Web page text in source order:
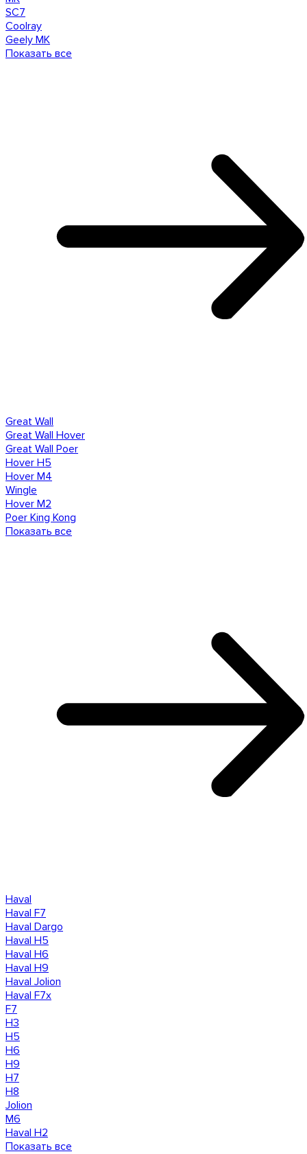
SC7
Coolray
Geely MK
Показать все
Great Wall
Great Wall Hover
Great Wall Poer
Hover H5
Hover M4
Wingle
Hover M2
Poer King Kong
Показать все
Haval
Haval F7
Haval Dargo
Haval H5
Haval H6
Haval H9
Haval Jolion
Haval F7x
F7
H3
H5
H6
H9
H7
H8
Jolion
M6
Haval H2
Показать все